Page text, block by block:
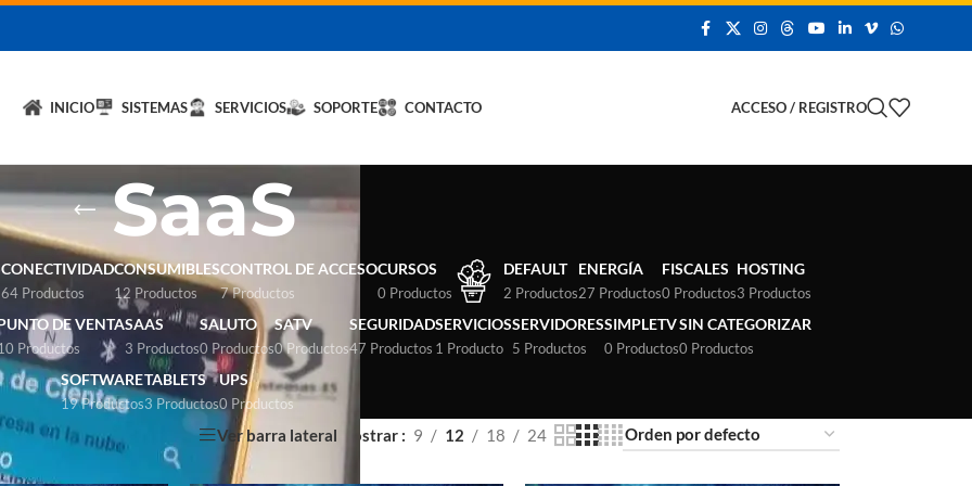
INICIO SISTEMAS SERVICIOS SOPORTE CONTACTO ACCESO / REGISTRO
SaaS
CONECTIVIDAD
64 Productos
CONSUMIBLES
12 Productos
CONTROL DE ACCESO
7 Productos
CURSOS
0 Productos
DEFAULT
2 Productos
ENERGÍA
27 Productos
FISCALES
0 Productos
HOSTING
3 Productos
DE VENTA
Productos
SAAS
3 Productos
SALUTO
0 Productos
SATV
0 Productos
SEGURIDAD
47 Productos
SERVICIOS
1 Producto
SERVIDORES
5 Productos
SIMPLETV
0 Productos
SIN CATEGORIZAR
0 Productos
SOFTWARE
19 Productos
TABLETS
3 Productos
UPS
0 Productos
Ver barra lateral Mostrar 9 12 18 24